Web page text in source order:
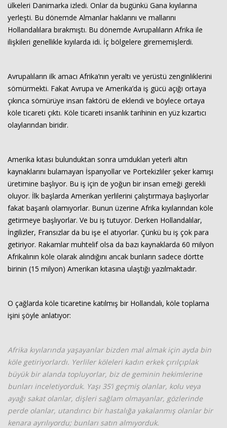
ülkeleri Danimarka izledi. Onlar da bugünkü Gana kıyılarına
yerleşti. Bu dönemde Almanlar haklarını ve mallarını
Hollandalılara bırakmıştı. Bu dönemde Avrupalıların Afrika ile
ilişkileri genellikle kıyılarda idi. İç bölgelere girememişlerdi.
Avrupalıların ilk amacı Afrika’nın yeraltı ve yerüstü zenginliklerini
sömürmekti. Fakat Avrupa ve Amerika’da iş gücü açığı ortaya
çıkınca sömürüye insan faktörü de eklendi ve böylece ortaya
köle ticareti çıktı. Köle ticareti insanlık tarihinin en yüz kızartıcı
olaylarından biridir.
Amerika kıtası bulunduktan sonra umdukları yeterli altın
kaynaklarını bulamayan İspanyollar ve Portekizliler şeker kamışı
üretimine başlıyor. Bu iş için de yoğun bir insan emeği gerekli
oluyor. İlk başlarda Amerikan yerlilerini çalıştırmaya başlıyorlar
fakat başarılı olamıyorlar. Bunun üzerine Afrika kıyılarından köle
getirmeye başlıyorlar. Ve bu iş tutuyor. Derken Hollandalılar,
İngilizler, Fransızlar da bu işe el atıyorlar. Çünkü bu iş çok para
getiriyor. Rakamlar muhtelif olsa da bazı kaynaklarda 60 milyon
Afrikalının köle olarak alındığını ancak bunların sadece dörtte
birinin (15 milyon) Amerikan kıtasına ulaştığı yazılmaktadır.
O çağlarda köle ticaretine katılmış bir Hollandalı, köle toplama
işini şöyle anlatıyor:
Afrika kıyılarında yaşayanlar bizden mal almak için ayda bin
köle getiriyorlardı. Yerliler köleleri kadın erkek çırılçıplak
büyük bir alanda topluyorlar, biz de geminin hekimlerine
bunları inceletiyorduk. Yaşı 35’i geçmiş olanlar, kolu veya
ayağı sakat olanlar, dişleri sağlam olmayanlar, gözlerinde
perde olanlar, utandırıcı bir hastalığa yakalanmış olanlar bir
kenara ayrılıyordu; bunları satın almıyorduk.